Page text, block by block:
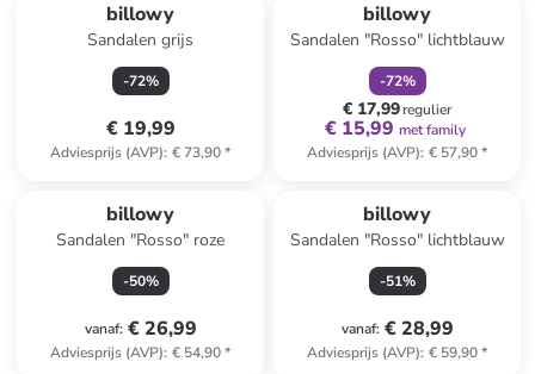
billowy
Sandalen grijs
-72%
€ 19,99
Adviesprijs (AVP): € 73,90*
billowy
Sandalen "Rosso" lichtblauw
-72%
€ 17,99regulier
€ 15,99 met family
Adviesprijs (AVP): € 57,90*
billowy
Sandalen "Rosso" roze
-50%
vanaf: € 26,99
Adviesprijs (AVP): € 54,90*
billowy
Sandalen "Rosso" lichtblauw
-51%
vanaf: € 28,99
Adviesprijs (AVP): € 59,90*